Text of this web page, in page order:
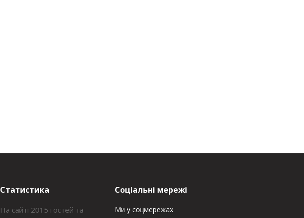
Статистика
На сайті 2015 гостей та
Соціальні мережі
Ми у соцмережах